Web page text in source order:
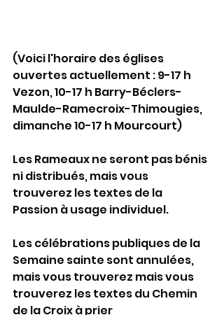
(Voici l'horaire des églises
ouvertes actuellement : 9-17 h
Vezon, 10-17 h Barry-Béclers-
Maulde-Ramecroix-Thimougies,
dimanche 10-17 h Mourcourt)
Les Rameaux ne seront pas bénis
ni distribués, mais vous
trouverez les textes de la
Passion à usage individuel.
Les célébrations publiques de la
Semaine sainte sont annulées,
mais vous trouverez mais vous
trouverez les textes du Chemin
de la Croix à prier